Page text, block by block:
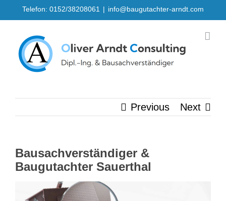
to
content
Telefon: 0152/38208061 | info@baugutachter-arndt.com
Previous Next
Bausachverständiger &
Baugutachter Sauerthal